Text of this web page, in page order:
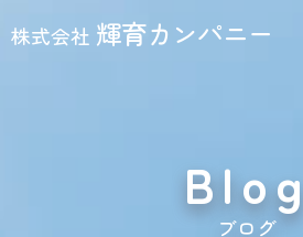
株式会社 輝育カンパニー
ブログ
Blog